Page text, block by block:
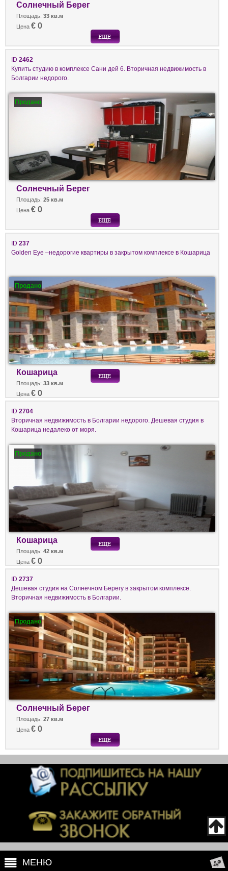
Солнечный Берег
Площадь: 33 кв.м
Цена € 0
ID 2462
Купить студию в комплексе Сани дей 6. Вторичная недвижимость в
Болгарии недорого.
Продано
Солнечный Берег
Площадь: 25 кв.м
Цена € 0
ID 237
Golden Eye –недорогие квартиры в закрытом комплексе в Кошарица
Продано
Кошарица
Площадь: 33 кв.м
Цена € 0
ID 2704
Вторичная недвижимость в Болгарии недорого. Дешевая студия в
Кошарица недалеко от моря.
Продано
Кошарица
Площадь: 42 кв.м
Цена € 0
ID 2737
Дешевая студия на Солнечном Берегу в закрытом комплексе.
Вторичная недвижимость в Болгарии.
Продано
Солнечный Берег
Площадь: 27 кв.м
Цена € 0
МЕНЮ